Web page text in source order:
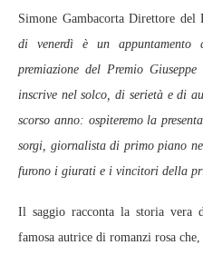
Simone Gambacorta Direttore del
di venerdì è un
premiazione del Premio
inscrive nel solco, di serietà e di
scorso anno: ospiteremo la
sorgi, giornalista di primo piano
furono i giurati e i vincitori della
Il saggio racconta la storia vera
famosa autrice di romanzi rosa